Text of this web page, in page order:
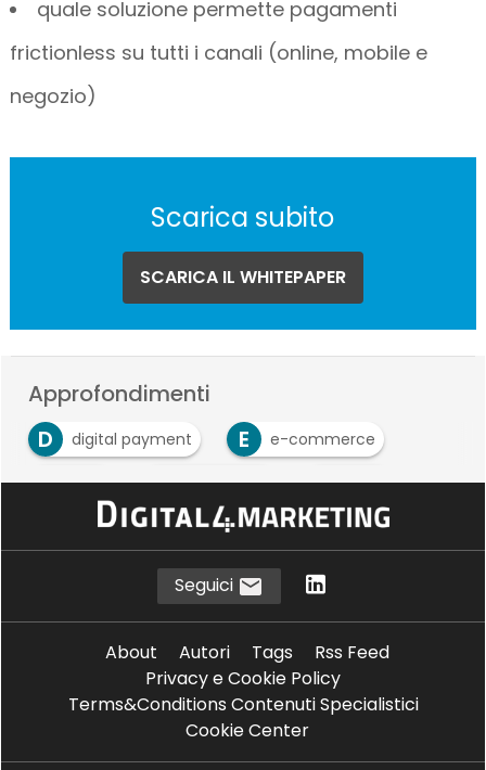
quale soluzione permette pagamenti
frictionless su tutti i canali (online, mobile e
negozio)
Scarica subito
SCARICA IL WHITEPAPER
Approfondimenti
D
digital payment E e-commerce
G gdpr P pagamenti P PSD2
Seguici
About Autori Tags
Rss Feed
Privacy e Cookie Policy
Terms&Conditions Contenuti Specialistici
Cookie Center